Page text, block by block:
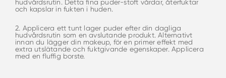
hudvårdsrutin. Detta fina puder-stoft vårdar, återfuktar
och kapslar in fukten i huden.
2. Applicera ett tunt lager puder efter din dagliga
hudvårdsrutin som en avslutande produkt. Alternativt
innan du lägger din makeup, för en primer effekt med
extra utslätande och fuktgivande egenskaper. Applicera
med en fluffig borste.